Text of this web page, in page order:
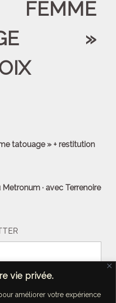
vie privée.
améliorer votre expérience
»
tatouage » + restitution
· avec Terrenoire